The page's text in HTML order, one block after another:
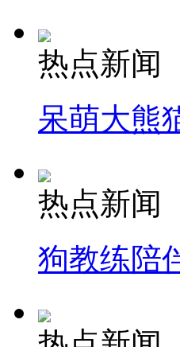
热点新闻
呆萌大熊
热点新闻
狗教练陪